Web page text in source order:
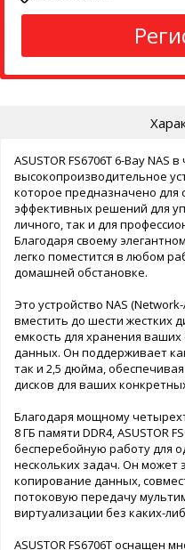
ASUSTOR FS6706T 6-Bay NAS
высокопроизводительное
которое предназначено
эффективных решений для
личного, так и для
Благодаря своему
легко поместится в любом
домашней обстановке.
Это устройство NAS
вместить до шести жестких
емкость для хранения
данных. Он поддерживает
так и 2,5 дюйма,
дисков для ваших
Благодаря мощному
8 ГБ памяти DDR4, ASUSTOR
бесперебойную работу для
нескольких задач. Он
копирование данных,
потоковую передачу
виртуализации без каких-
ASUSTOR FS6706T оснащен